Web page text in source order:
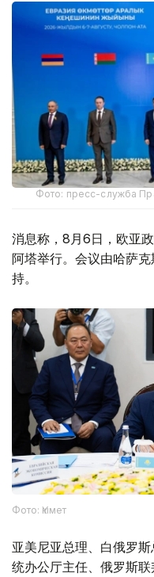
Фото: пресс-служба
消息称，8月6日，欧亚
阿塔举行。会议由哈萨
持。
Фото: Үкімет
亚美尼亚总理、白俄罗
统办公厅主任、俄罗斯